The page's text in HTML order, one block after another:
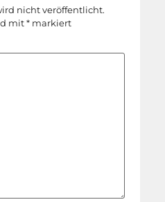
nicht veröffentlicht.
mit* markiert